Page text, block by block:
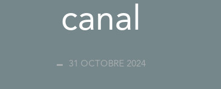
canal
31 OCTOBRE 2024